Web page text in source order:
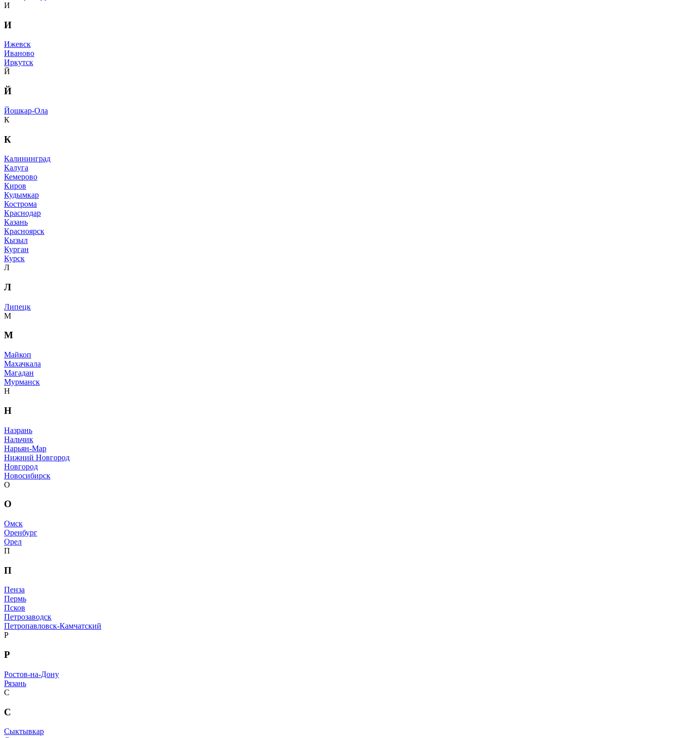
И
И
Ижевск
Иваново
Иркутск
Й
Й
Йошкар-Ола
К
К
Калининград
Калуга
Кемерово
Киров
Кудымкар
Кострома
Краснодар
Казань
Красноярск
Кызыл
Курган
Курск
Л
Л
Липецк
М
М
Майкоп
Махачкала
Магадан
Мурманск
Н
Н
Назрань
Нальчик
Нарьян-Мар
Нижний Новгород
Новгород
Новосибирск
О
О
Омск
Оренбург
Орел
П
П
Пенза
Пермь
Псков
Петрозаводск
Петропавловск-Камчатский
Р
Р
Ростов-на-Дону
Рязань
С
С
Сыктывкар